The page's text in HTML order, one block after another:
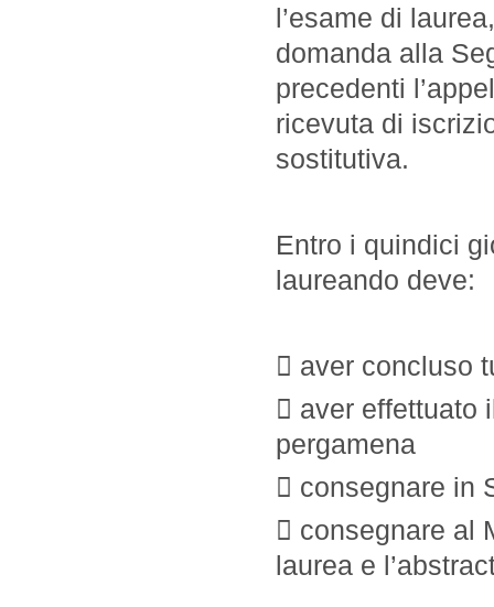
l’esame di
domanda alla
precedenti
ricevuta di
sostitutiva.
Entro i quindici
laureando deve:
 aver concluso
 aver effettuato
pergamena
 consegnare in
 consegnare al
laurea e